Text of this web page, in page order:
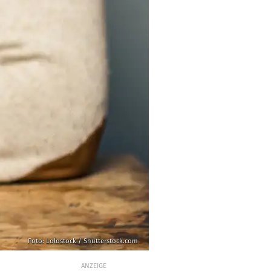
Foto: Lolostock / Shutterstock.com
ANZEIGE